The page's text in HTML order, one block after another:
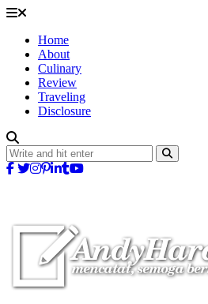
Home
About
Culinary
Review
Traveling
Disclosure